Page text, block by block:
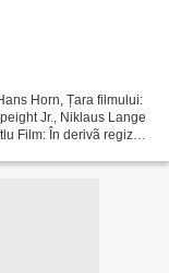
Horn, Țara filmului:
Jr., Niklaus Lange
Film: În derivã regizor: